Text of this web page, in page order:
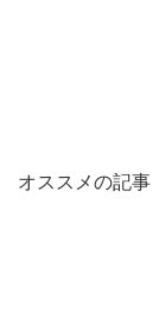
オススメの記事